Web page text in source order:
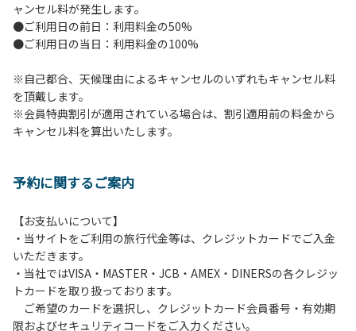
棄してください。
・ペットをお連れのお客様は、マナーに十分気をつけてくだ
さい。他のお客様の迷惑になりますと、退場していただきま
・電源は各サイトにありますのでご利用ください。ただし、
発電機等は使用できません。
・キャンプサイトでは、車のエンジンを停止してください。
・場内での制限速度は10㎞/h以下です。
用）はお止めください。
自己管理責任とさせていただきます。
ャンセル料が発生します。
●ご利用日の前日：利用料金の50%
●ご利用日の当日：利用料金の100%
※自己都合、天候理由によるキャンセルのいずれもキャンセル料
を頂戴します。
※会員特典割引が適用されている場合は、割引適用前の料金から
キャンセル料を算出いたします。
予約に関するご案内
【お支払いについて】
・当サイトをご利用の旅行代金等は、クレジットカードでご入金
いただきます。
・当社ではVISA・MASTER・JCB・AMEX・DINERSの各クレジッ
トカードを取り扱っております。
ご希望のカードを選択し、クレジットカード会員番号・有効期
限およびセキュリティコードをご入力ください。